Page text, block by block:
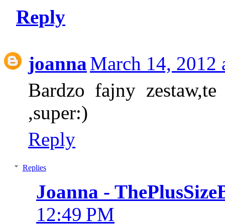
Reply
joannaMarch 14, 2012
Bardzo fajny
,super:)
Reply
Replies
Joanna -
12:49 PM